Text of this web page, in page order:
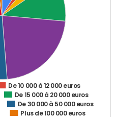
De 10 000 à 12 000 euros
De 15 000 à 20 000 euros
De 30 000 à 50 000 euros
Plus de 100 000 euros